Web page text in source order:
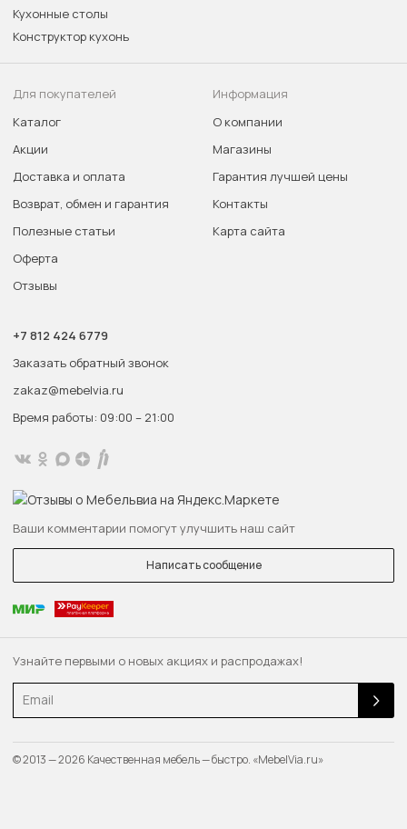
Узнайте первыми о новых акциях и распродажах!
Email
Кухонные столы
Конструктор кухонь
Для покупателей
Каталог
Акции
Доставка и оплата
Возврат, обмен и гарантия
Полезные статьи
Оферта
Отзывы
Информация
О компании
Магазины
Гарантия лучшей цены
Контакты
Карта сайта
+7 812 424 6779
Заказать обратный звонок
zakaz@mebelvia.ru
Время работы: 09:00 – 21:00
Ваши комментарии помогут улучшить наш сайт
Написать сообщение
© 2013 — 2026 Качественная мебель — быстро. «MebelVia.ru»